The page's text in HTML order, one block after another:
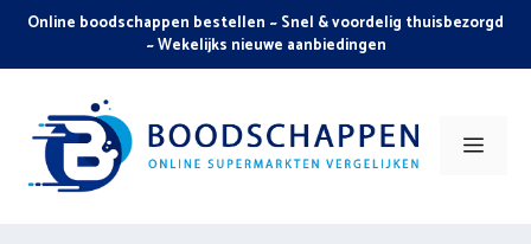
Skip
content
Online boodschappen bestellen ~ Snel & voordelig thuisbezorgd
~ Wekelijks nieuwe aanbiedingen
Menu